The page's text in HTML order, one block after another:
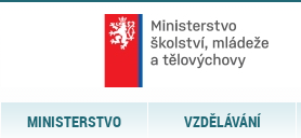
MINISTERSTVO VZDĚLÁVÁNÍ